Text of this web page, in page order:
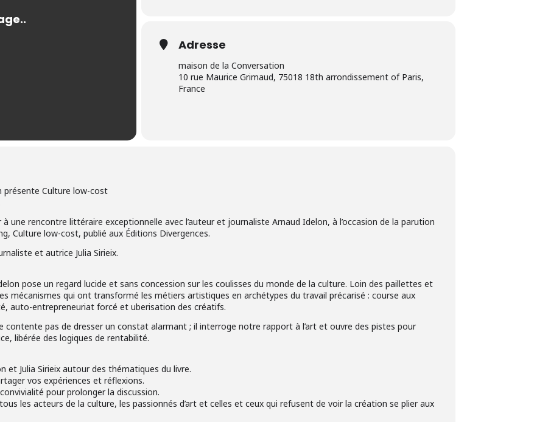
Adresse
maison de la Conversation
10 rue Maurice Grimaud, 75018 18th arrondissement of Paris,
France
présente Culture low-cost
une rencontre littéraire exceptionnelle avec l’auteur et journaliste Arnaud Idelon, à l’occasion de la parution
Culture low-cost, publié aux Éditions Divergences.
et autrice Julia Sirieix.
pose un regard lucide et sans concession sur les coulisses du monde de la culture. Loin des paillettes et
mécanismes qui ont transformé les métiers artistiques en archétypes du travail précarisé : course aux
auto-entrepreneuriat forcé et uberisation des créatifs.
contente pas de dresser un constat alarmant ; il interroge notre rapport à l’art et ouvre des pistes pour
libérée des logiques de rentabilité.
et Julia Sirieix autour des thématiques du livre.
vos expériences et réflexions.
pour prolonger la discussion.
les acteurs de la culture, les passionnés d’art et celles et ceux qui refusent de voir la création se plier aux